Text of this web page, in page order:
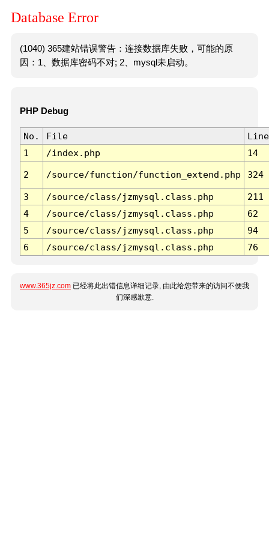
Database Error
(1040) 365建站错误警告：连接数据库失败，可能的原
因：1、数据库密码不对; 2、mysql未启动。
PHP Debug
No. File
Line
1
/index.php 14
2 /source/function/function_extend.php 324
3 /source/class/jzmysql.class.php
211
4
/source/class/jzmysql.class.php
62
5
/source/class/jzmysql.class.php
94
6
/source/class/jzmysql.class.php 76
www.365jz.com 已经将此出错信息详细记录, 由此给您带来的访问不便我
们深感歉意.